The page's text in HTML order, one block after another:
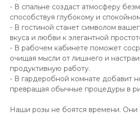
- В спальне создаст атмосферу
способствуя глубокому и
- В гостиной станет символом
вкуса и любви к элегантной
- В рабочем кабинете поможет
очищая мысли от лишнего и
продуктивную работу.
- В гардеробной комнате добавит
превращая обычные процедуры в
Наши розы не боятся времени. Они